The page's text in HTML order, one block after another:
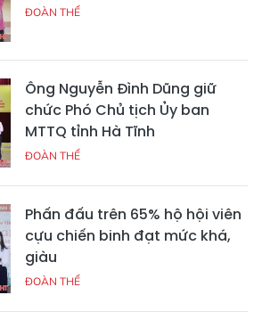
ĐOÀN THỂ
Ông Nguyễn Đình Dũng giữ
chức Phó Chủ tịch Ủy ban
MTTQ tỉnh Hà Tĩnh
ĐOÀN THỂ
Phấn đấu trên 65% hộ hội viên
cựu chiến binh đạt mức khá,
giàu
ĐOÀN THỂ